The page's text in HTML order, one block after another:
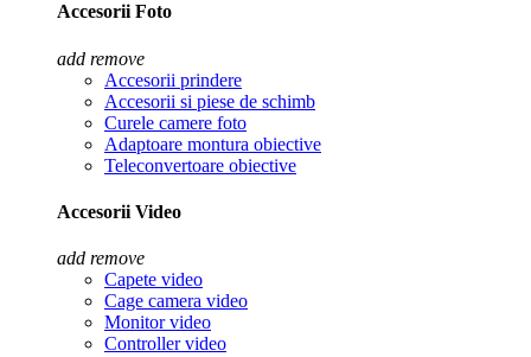
Accesorii Foto
add remove
Accesorii prindere
Accesorii si piese de schimb
Curele camere foto
Adaptoare montura obiective
Teleconvertoare obiective
Accesorii Video
add remove
Capete video
Cage camera video
Monitor video
Controller video